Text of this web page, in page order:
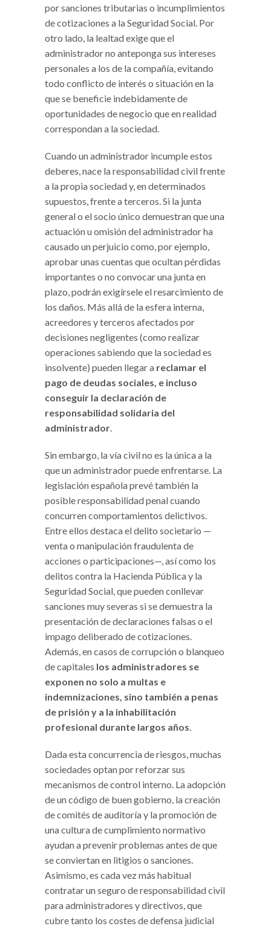
por sanciones tributarias o incumplimientos
de cotizaciones a la Seguridad Social. Por
otro lado, la lealtad exige que el
administrador no anteponga sus intereses
personales a los de la compañía, evitando
todo conflicto de interés o situación en la
que se beneficie indebidamente de
oportunidades de negocio que en realidad
correspondan a la sociedad.
Cuando un administrador incumple estos
deberes, nace la responsabilidad civil frente
a la propia sociedad y, en determinados
supuestos, frente a terceros. Si la junta
general o el socio único demuestran que una
actuación u omisión del administrador ha
causado un perjuicio como, por ejemplo,
aprobar unas cuentas que ocultan pérdidas
importantes o no convocar una junta en
plazo, podrán exigírsele el resarcimiento de
los daños. Más allá de la esfera interna,
acreedores y terceros afectados por
decisiones negligentes (como realizar
operaciones sabiendo que la sociedad es
insolvente) pueden llegar a reclamar el
pago de deudas sociales, e incluso
conseguir la declaración de
responsabilidad solidaria del
administrador.
Sin embargo, la vía civil no es la única a la
que un administrador puede enfrentarse. La
legislación española prevé también la
posible responsabilidad penal cuando
concurren comportamientos delictivos.
Entre ellos destaca el delito societario —
venta o manipulación fraudulenta de
acciones o participaciones—, así como los
delitos contra la Hacienda Pública y la
Seguridad Social, que pueden conllevar
sanciones muy severas si se demuestra la
presentación de declaraciones falsas o el
impago deliberado de cotizaciones.
Además, en casos de corrupción o blanqueo
de capitales los administradores se
exponen no solo a multas e
indemnizaciones, sino también a penas
de prisión y a la inhabilitación
profesional durante largos años.
Dada esta concurrencia de riesgos, muchas
sociedades optan por reforzar sus
mecanismos de control interno. La adopción
de un código de buen gobierno, la creación
de comités de auditoría y la promoción de
una cultura de cumplimiento normativo
ayudan a prevenir problemas antes de que
se conviertan en litigios o sanciones.
Asimismo, es cada vez más habitual
contratar un seguro de responsabilidad civil
para administradores y directivos, que
cubre tanto los costes de defensa judicial